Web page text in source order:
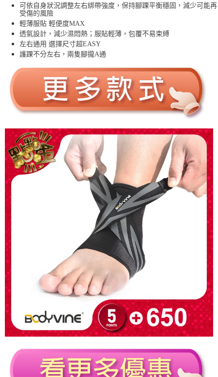
可依自身狀況調整左右綁帶強度，保持腳踝平衡穩固，減少可能再
受傷的風險
輕薄服貼 輕便度MAX
透氣設計，減少濕悶熱；服貼輕薄，包覆不易束縛
左右通用 選擇尺寸超EASY
護踝不分左右，兩隻腳攏A通